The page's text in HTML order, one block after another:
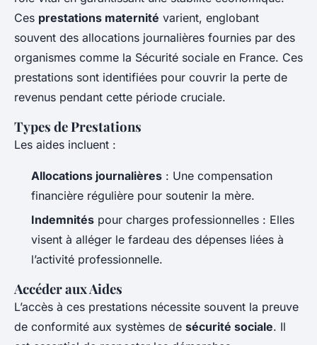
Ces prestations maternité varient, englobant
souvent des allocations journalières fournies par des
organismes comme la Sécurité sociale en France. Ces
prestations sont identifiées pour couvrir la perte de
revenus pendant cette période cruciale.
Types de Prestations
Les aides incluent :
Allocations journalières : Une compensation
financière régulière pour soutenir la mère.
Indemnités pour charges professionnelles : Elles
visent à alléger le fardeau des dépenses liées à
l’activité professionnelle.
Accéder aux Aides
L’accès à ces prestations nécessite souvent la preuve
de conformité aux systèmes de sécurité sociale. Il